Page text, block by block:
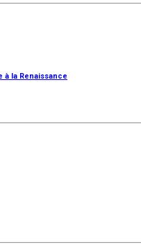
à la Renaissance